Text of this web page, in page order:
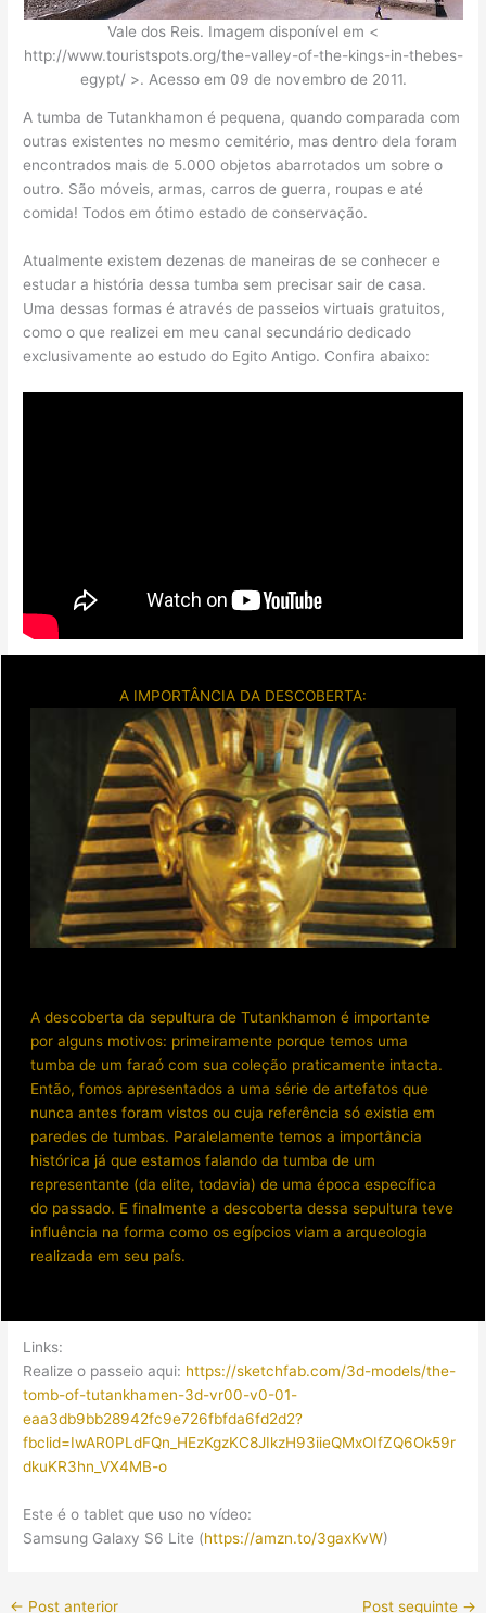
Vale dos Reis. Imagem disponível em <
http://www.touristspots.org/the-valley-of-the-kings-in-thebes-
egypt/ >. Acesso em 09 de novembro de 2011.
A tumba de Tutankhamon é pequena, quando comparada com
outras existentes no mesmo cemitério, mas dentro dela foram
encontrados mais de 5.000 objetos abarrotados um sobre o
outro. São móveis, armas, carros de guerra, roupas e até
comida! Todos em ótimo estado de conservação.
Atualmente existem dezenas de maneiras de se conhecer e
estudar a história dessa tumba sem precisar sair de casa.
Uma dessas formas é através de passeios virtuais gratuitos,
como o que realizei em meu canal secundário dedicado
exclusivamente ao estudo do Egito Antigo. Confira abaixo:
A IMPORTÂNCIA DA DESCOBERTA:
A descoberta da sepultura de Tutankhamon é importante
por alguns motivos: primeiramente porque temos uma
tumba de um faraó com sua coleção praticamente intacta.
Então, fomos apresentados a uma série de artefatos que
nunca antes foram vistos ou cuja referência só existia em
paredes de tumbas. Paralelamente temos a importância
histórica já que estamos falando da tumba de um
representante (da elite, todavia) de uma época específica
do passado. E finalmente a descoberta dessa sepultura teve
influência na forma como os egípcios viam a arqueologia
realizada em seu país.
Links:
Realize o passeio aqui: https://sketchfab.com/3d-models/the-
tomb-of-tutankhamen-3d-vr00-v0-01-
eaa3db9bb28942fc9e726fbfda6fd2d2?
fbclid=IwAR0PLdFQn_HEzKgzKC8JIkzH93iieQMxOIfZQ6Ok59r
dkuKR3hn_VX4MB-o
Este é o tablet que uso no vídeo:
Samsung Galaxy S6 Lite (https://amzn.to/3gaxKvW)
← Post anterior Post seguinte →